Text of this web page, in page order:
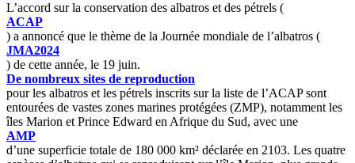
L’accord sur la conservation des albatros et des pétrels (
ACAP
) a annoncé que le thème de la Journée mondiale de l’albatros (
JMA2024
) de cette année, le 19 juin.
De nombreux sites de reproduction
pour les albatros et les pétrels inscrits sur la liste de l’ACAP sont
entourées de vastes zones marines protégées (ZMP), notamment les
îles Marion et Prince Edward en Afrique du Sud, avec une
AMP
d’une superficie totale de 180 000 km² déclarée en 2103. Les quatre